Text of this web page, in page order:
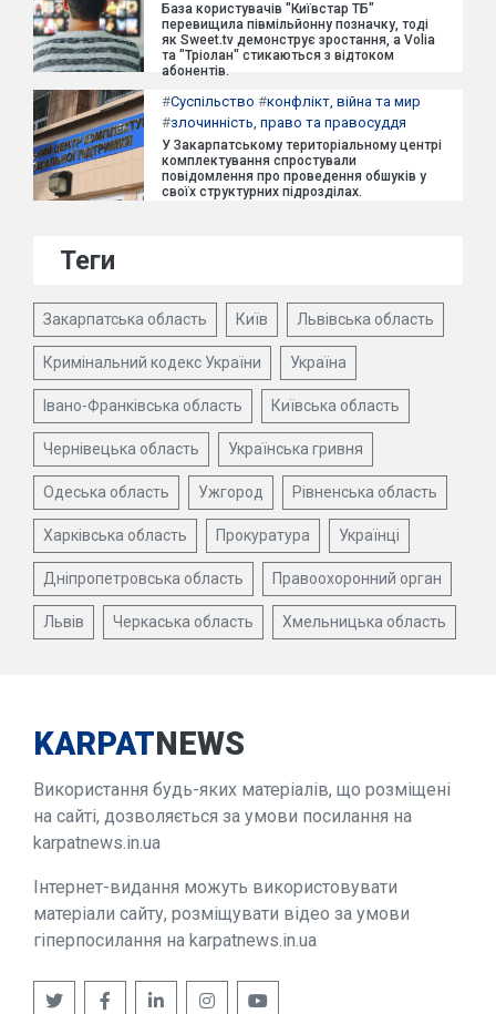
База користувачів "Київстар ТБ"
перевищила півмільйонну позначку, тоді
як Sweet.tv демонструє зростання, а Volia
та "Тріолан" стикаються з відтоком
абонентів.
#Суспільство #конфлікт, війна та мир
#злочинність, право та правосуддя
У Закарпатському територіальному центрі
комплектування спростували
повідомлення про проведення обшуків у
своїх структурних підрозділах.
Теги
Закарпатська область Київ Львівська область
Кримінальний кодекс України Україна
Івано-Франківська область Київська область
Чернівецька область Українська гривня
Одеська область Ужгород Рівненська область
Харківська область Прокуратура Українці
Дніпропетровська область Правоохоронний орган
Львів Черкаська область Хмельницька область
KARPATNEWS
Використання будь-яких матеріалів, що розміщені
на сайті, дозволяється за умови посилання на
karpatnews.in.ua
Інтернет-видання можуть використовувати
матеріали сайту, розміщувати відео за умови
гіперпосилання на karpatnews.in.ua